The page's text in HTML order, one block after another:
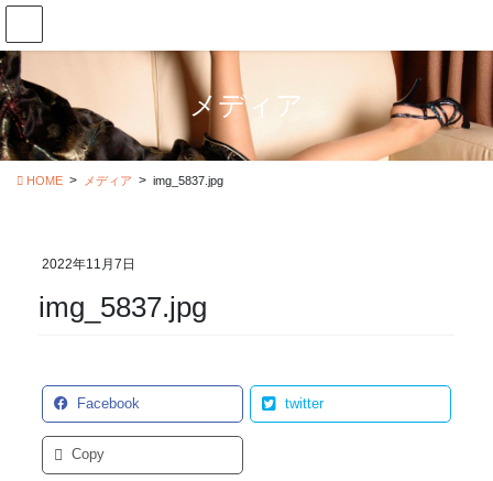
コ
テ
ン
ツ
に
移
ナ
ゲ
ー
シ
ョ
ン
メディア
HOME メディア img_5837.jpg
2022年11月7日
img_5837.jpg
Facebook twitter
Copy